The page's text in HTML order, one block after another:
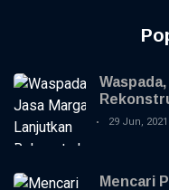
Jagorawi
29 Jun, 2021
Mencari